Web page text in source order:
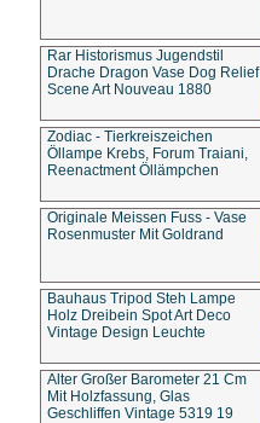
Rar Historismus Jugendstil
Drache Dragon Vase Dog Relief
Scene Art Nouveau 1880
Zodiac - Tierkreiszeichen
Öllampe Krebs, Forum Traiani,
Reenactment Öllämpchen
Originale Meissen Fuss - Vase
Rosenmuster Mit Goldrand
Bauhaus Tripod Steh Lampe
Holz Dreibein Spot Art Deco
Vintage Design Leuchte
Alter Großer Barometer 21 Cm
Mit Holzfassung, Glas
Geschliffen Vintage 5319 19